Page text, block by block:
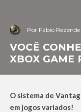
Por Fábio Rezende
VOCÊ
XBOX GAME
O sistema de
em jogos variados!